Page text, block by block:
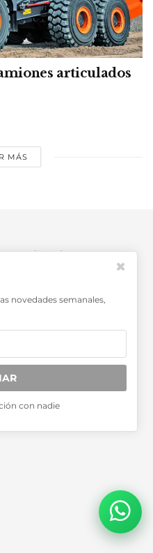
articulados
MÁS
>>
de
novedades semanales,
con nadie
✖